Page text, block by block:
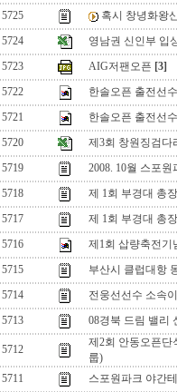
5725
혹시 창녕화왕
5724
영남권 신인부 입
5723
AIG저팬오픈 [3]
5722
한솔오픈 출전선
5721
한솔오픈 출전선
5720
제3회 창원징검다
5719
2008. 10월 스포
5718
제 1회 부경대 총
5717
제 1회 부경대 총
5716
제1회 삽량축전기
5715
부산시 클럽대항
5714
전웅선선수 소속
5713
08경북 드림 밸리
5712
제2회 안동오픈단
룹)
5711
스포원파크 야간